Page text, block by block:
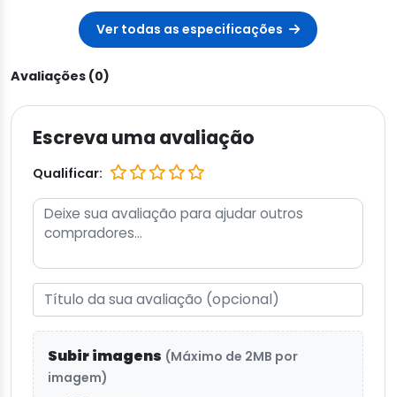
Ver todas as especificações
Avaliações (0)
Escreva uma avaliação
Qualificar:
Subir imagens (Máximo de 2MB por
imagem)